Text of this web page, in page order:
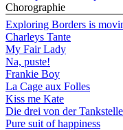
Chorographie
Exploring Borders is
Charleys Tante
My Fair Lady
Na, puste!
Frankie Boy
La Cage aux Folles
Kiss me Kate
Die drei von der Tankstelle
Pure suit of happiness